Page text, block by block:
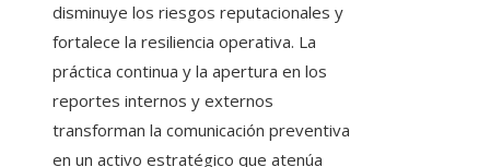
disminuye los riesgos reputacionales y
fortalece la resiliencia operativa. La
práctica continua y la apertura en los
reportes internos y externos
transforman la comunicación preventiva
en un activo estratégico que atenúa